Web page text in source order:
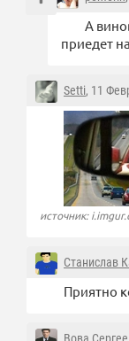
А
приедет
Setti, 11
источник:
Станислав
Приятно